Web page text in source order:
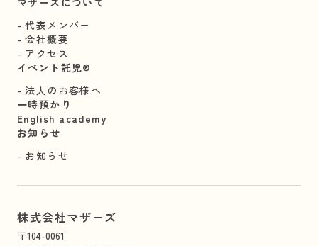
代表メンバー
会社概要
アクセス
イベント託児®︎
法人のお客様へ
一時預かり
English academy
お知らせ
お知らせ
株式会社マザーズ
〒104-0061